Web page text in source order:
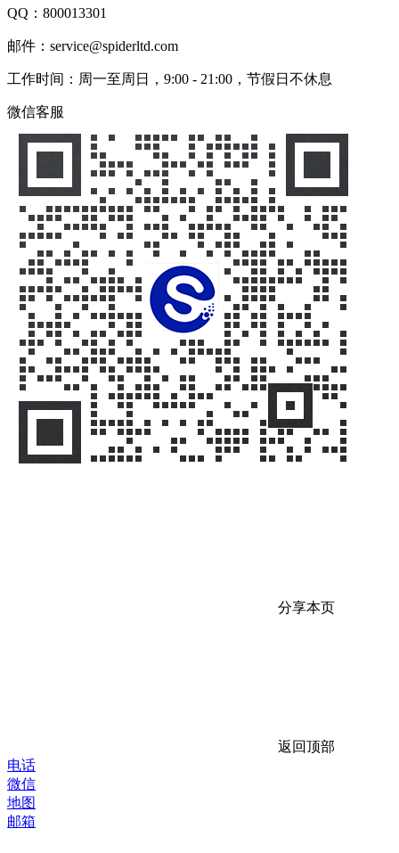
QQ： 800013301
邮件：service@spiderltd.com
工作时间：周一至周日，9:00 - 21:00，节假日不休息
微信客服
分享本页
返回顶部
电话
微信
地图
邮箱